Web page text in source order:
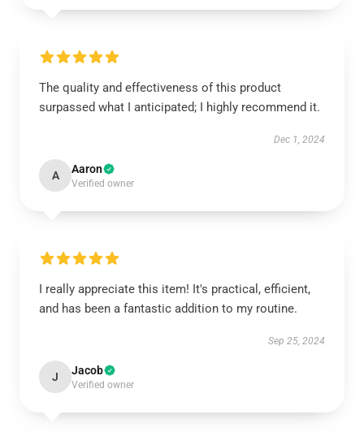
The quality and effectiveness of this product
surpassed what I anticipated; I highly recommend it.
Dec 1, 2024
A Aaron
Verified owner
I really appreciate this item! It's practical, efficient,
and has been a fantastic addition to my routine.
Sep 25, 2024
J Jacob
Verified owner